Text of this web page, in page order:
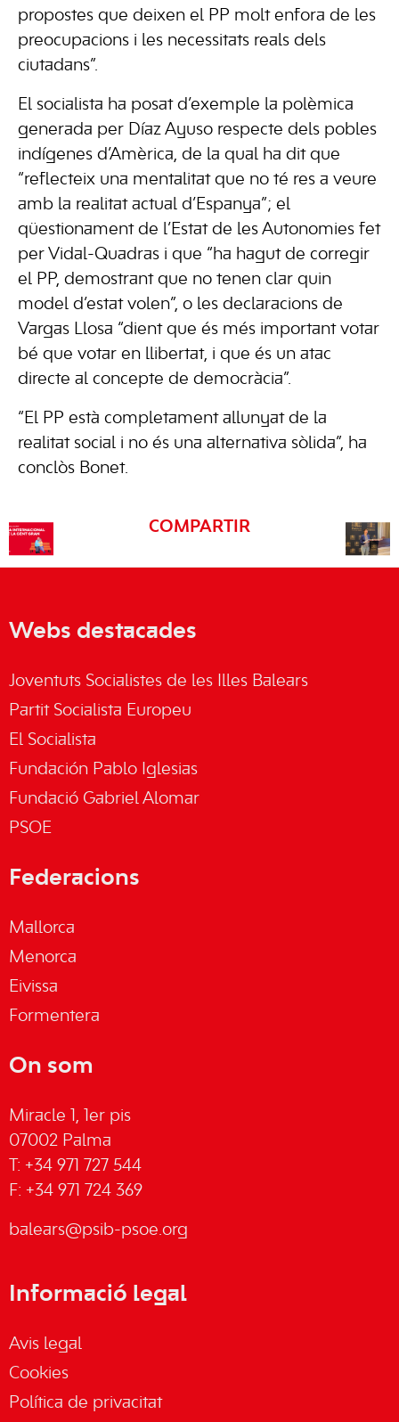
propostes que deixen el PP molt enfora de les
preocupacions i les necessitats reals dels
ciutadans”.
El socialista ha posat d’exemple la polèmica
generada per Díaz Ayuso respecte dels pobles
indígenes d’Amèrica, de la qual ha dit que
“reflecteix una mentalitat que no té res a veure
amb la realitat actual d’Espanya”; el
qüestionament de l’Estat de les Autonomies fet
per Vidal-Quadras i que “ha hagut de corregir
el PP, demostrant que no tenen clar quin
model d’estat volen”, o les declaracions de
Vargas Llosa “dient que és més important votar
bé que votar en llibertat, i que és un atac
directe al concepte de democràcia”.
“El PP està completament allunyat de la
realitat social i no és una alternativa sòlida”, ha
conclòs Bonet.
COMPARTIR
Webs destacades
Joventuts Socialistes de les Illes Balears
Partit Socialista Europeu
El Socialista
Fundación Pablo Iglesias
Fundació Gabriel Alomar
PSOE
Federacions
Mallorca
Menorca
Eivissa
Formentera
On som
Miracle 1, 1er pis
07002 Palma
T: +34 971 727 544
F: +34 971 724 369
balears@psib-psoe.org
Informació legal
Avis legal
Cookies
Política de privacitat